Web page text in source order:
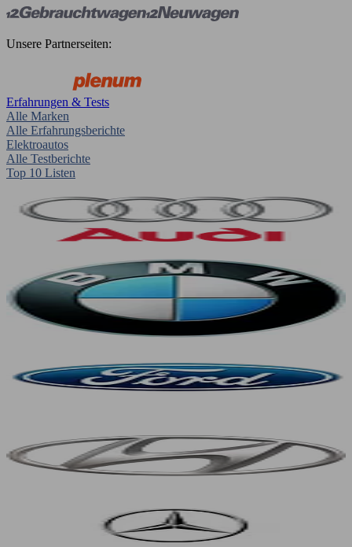
Unsere Partnerseiten:
Erfahrungen & Tests
Alle Marken
Alle Erfahrungsberichte
Elektroautos
Alle Testberichte
Top 10 Listen